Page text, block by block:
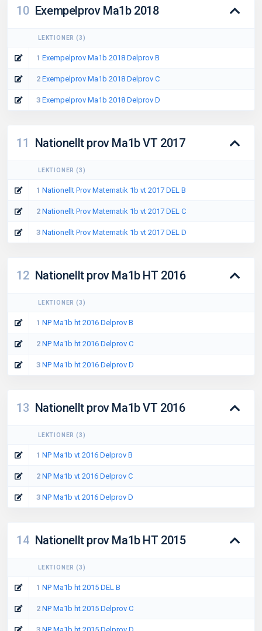
10 Exempelprov Ma1b 2018
LEKTIONER (3)
1 Exempelprov Ma1b 2018 Delprov B
2 Exempelprov Ma1b 2018 Delprov C
3 Exempelprov Ma1b 2018 Delprov D
11 Nationellt prov Ma1b VT 2017
LEKTIONER (3)
1 Nationellt Prov Matematik 1b vt 2017 DEL B
2 Nationellt Prov Matematik 1b vt 2017 DEL C
3 Nationellt Prov Matematik 1b vt 2017 DEL D
12 Nationellt prov Ma1b HT 2016
LEKTIONER (3)
1 NP Ma1b ht 2016 Delprov B
2 NP Ma1b ht 2016 Delprov C
3 NP Ma1b ht 2016 Delprov D
13 Nationellt prov Ma1b VT 2016
LEKTIONER (3)
1 NP Ma1b vt 2016 Delprov B
2 NP Ma1b vt 2016 Delprov C
3 NP Ma1b vt 2016 Delprov D
14 Nationellt prov Ma1b HT 2015
LEKTIONER (3)
1 NP Ma1b ht 2015 DEL B
2 NP Ma1b ht 2015 Delprov C